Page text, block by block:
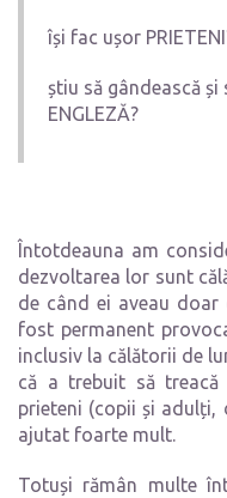
își fac ușor
știu să gândească și
ENGLEZĂ?
Întotdeauna am
dezvoltarea lor sunt
de când ei aveau doar
fost permanent
inclusiv la călătorii de
că a trebuit să
prieteni (copii și adulți,
ajutat foarte mult.
Totuși rămân multe